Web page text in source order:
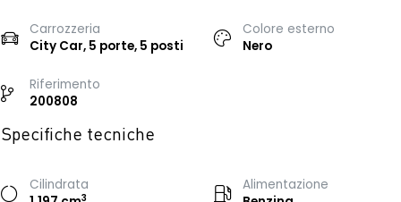
Carrozzeria
City Car, 5 porte, 5 posti
Colore esterno
Nero
Riferimento
200808
Specifiche tecniche
Cilindrata
3
Alimentazione